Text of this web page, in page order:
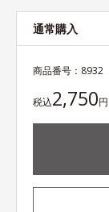
通常購入
商品番号： 8932
税込2,750円